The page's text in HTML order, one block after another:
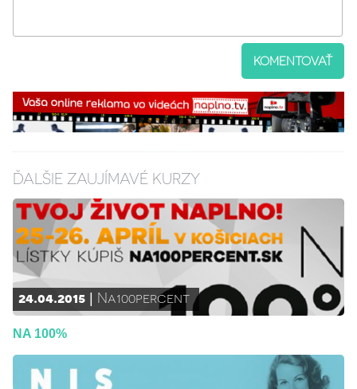
KOMENTOVAŤ
ĎALŠIE ZAUJÍMAVÉ KURZY
24.04.2015 Na100percent
NA 100%